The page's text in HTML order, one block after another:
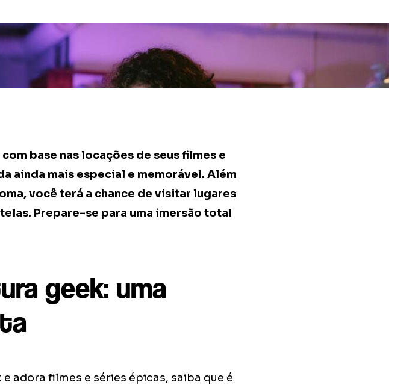
base nas locações de seus filmes e
ainda mais especial e memorável. Além
você terá a chance de visitar lugares
Prepare-se para uma imersão total
geek: uma
adora filmes e séries épicas, saiba que é